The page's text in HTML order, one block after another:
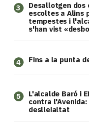
3
​Desallotgen dos
escoltes a Alins
tempestes i
s'han vist
4 Fins a la punta
5
L'alcalde Baró i
contra
deslleialtat